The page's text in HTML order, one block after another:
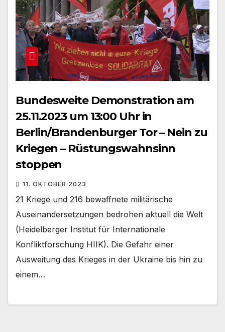
Bundesweite Demonstration am
25.11.2023 um 13:00 Uhr in
Berlin/Brandenburger Tor – Nein zu
Kriegen – Rüstungswahnsinn
stoppen
11. OKTOBER 2023
21 Kriege und 216 bewaffnete militärische
Auseinandersetzungen bedrohen aktuell die Welt
(Heidelberger Institut für Internationale
Konfliktforschung HIIK). Die Gefahr einer
Ausweitung des Krieges in der Ukraine bis hin zu
einem…